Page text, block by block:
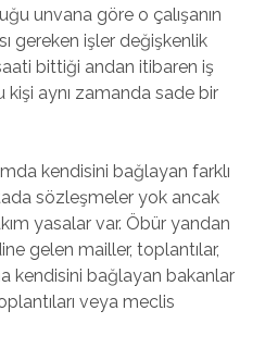
unvana göre o çalışanın
gereken işler değişkenlik
bittiği andan itibaren iş
kişi aynı zamanda sade bir
kendisini bağlayan farklı
sözleşmeler yok ancak
yasalar var. Öbür yandan
gelen mailler, toplantılar,
kendisini bağlayan bakanlar
veya meclis